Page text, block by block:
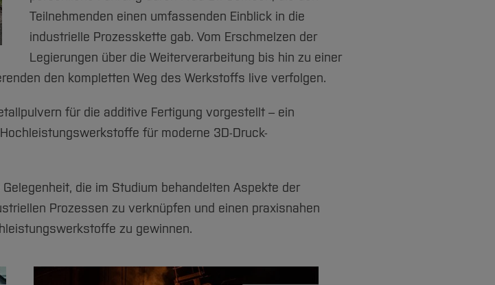
Teilnehmenden einen umfassenden Einblick in die
industrielle Prozesskette gab. Vom Erschmelzen der
Legierungen über die Weiterverarbeitung bis hin zu einer
den kompletten Weg des Werkstoffs live verfolgen.
für die additive Fertigung vorgestellt – ein
für moderne 3D-Druck-
die im Studium behandelten Aspekte der
Prozessen zu verknüpfen und einen praxisnahen
zu gewinnen.